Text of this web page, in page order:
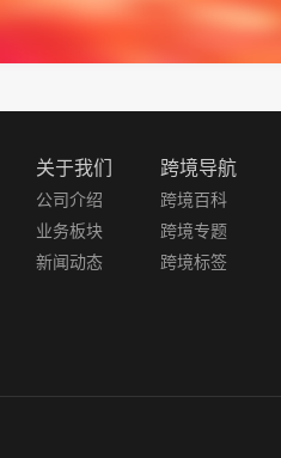
关于我们
公司介绍
业务板块
新闻动态
跨境导航
跨境百科
跨境专题
跨境标签